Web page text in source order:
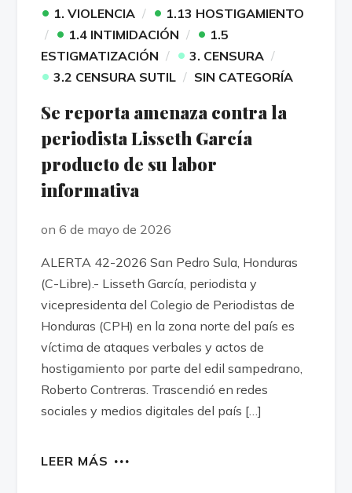
• 1. VIOLENCIA • 1.13 HOSTIGAMIENTO
• 1.4 INTIMIDACIÓN • 1.5
ESTIGMATIZACIÓN
• 3. CENSURA
• 3.2 CENSURA SUTIL SIN CATEGORÍA
Se reporta amenaza contra la
periodista Lisseth García
producto de su labor
informativa
on 6 de mayo de 2026
ALERTA 42-2026 San Pedro Sula, Honduras
(C-Libre).- Lisseth García, periodista y
vicepresidenta del Colegio de Periodistas de
Honduras (CPH) en la zona norte del país es
víctima de ataques verbales y actos de
hostigamiento por parte del edil sampedrano,
Roberto Contreras. Trascendió en redes
sociales y medios digitales del país […]
LEER MÁS